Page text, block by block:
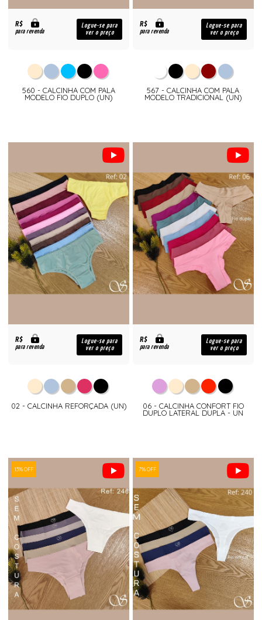
R$
para revenda
Logue-se para
ver o preço
560 - CALCINHA COM PALA
MODELO FIO DUPLO (UN)
R$
para revenda
Logue-se para
ver o preço
567 - CALCINHA COM PALA
MODELO TRADICIONAL (UN)
R$
para revenda
Logue-se para
ver o preço
02 - CALCINHA REFORÇADA (UN)
R$
para revenda
Logue-se para
ver o preço
06 - CALCINHA CONFORT FIO
DUPLO LATERAL DUPLA - UN
13% OFF 7% OFF